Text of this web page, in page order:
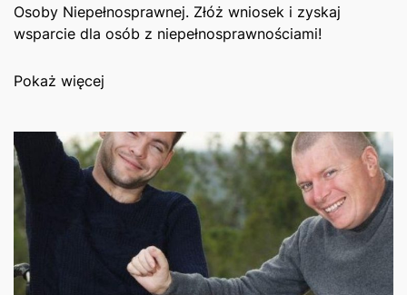
Osoby Niepełnosprawnej. Złóż wniosek i zyskaj
wsparcie dla osób z niepełnosprawnościami!
Pokaż więcej